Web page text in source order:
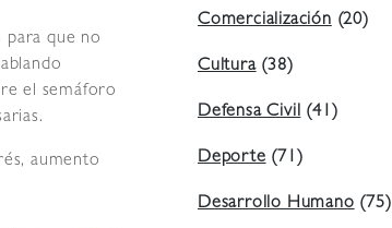
para que no
el semáforo
aumento
Comercialización(20)
Cultura(38)
Defensa Civil(41)
Deporte(71)
Desarrollo Humano(75)